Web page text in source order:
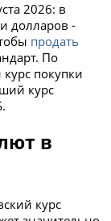
2026: в
долларов -
продать
По
покупки
курс
в
курс